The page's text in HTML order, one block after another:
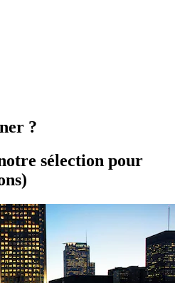
?
sélection pour